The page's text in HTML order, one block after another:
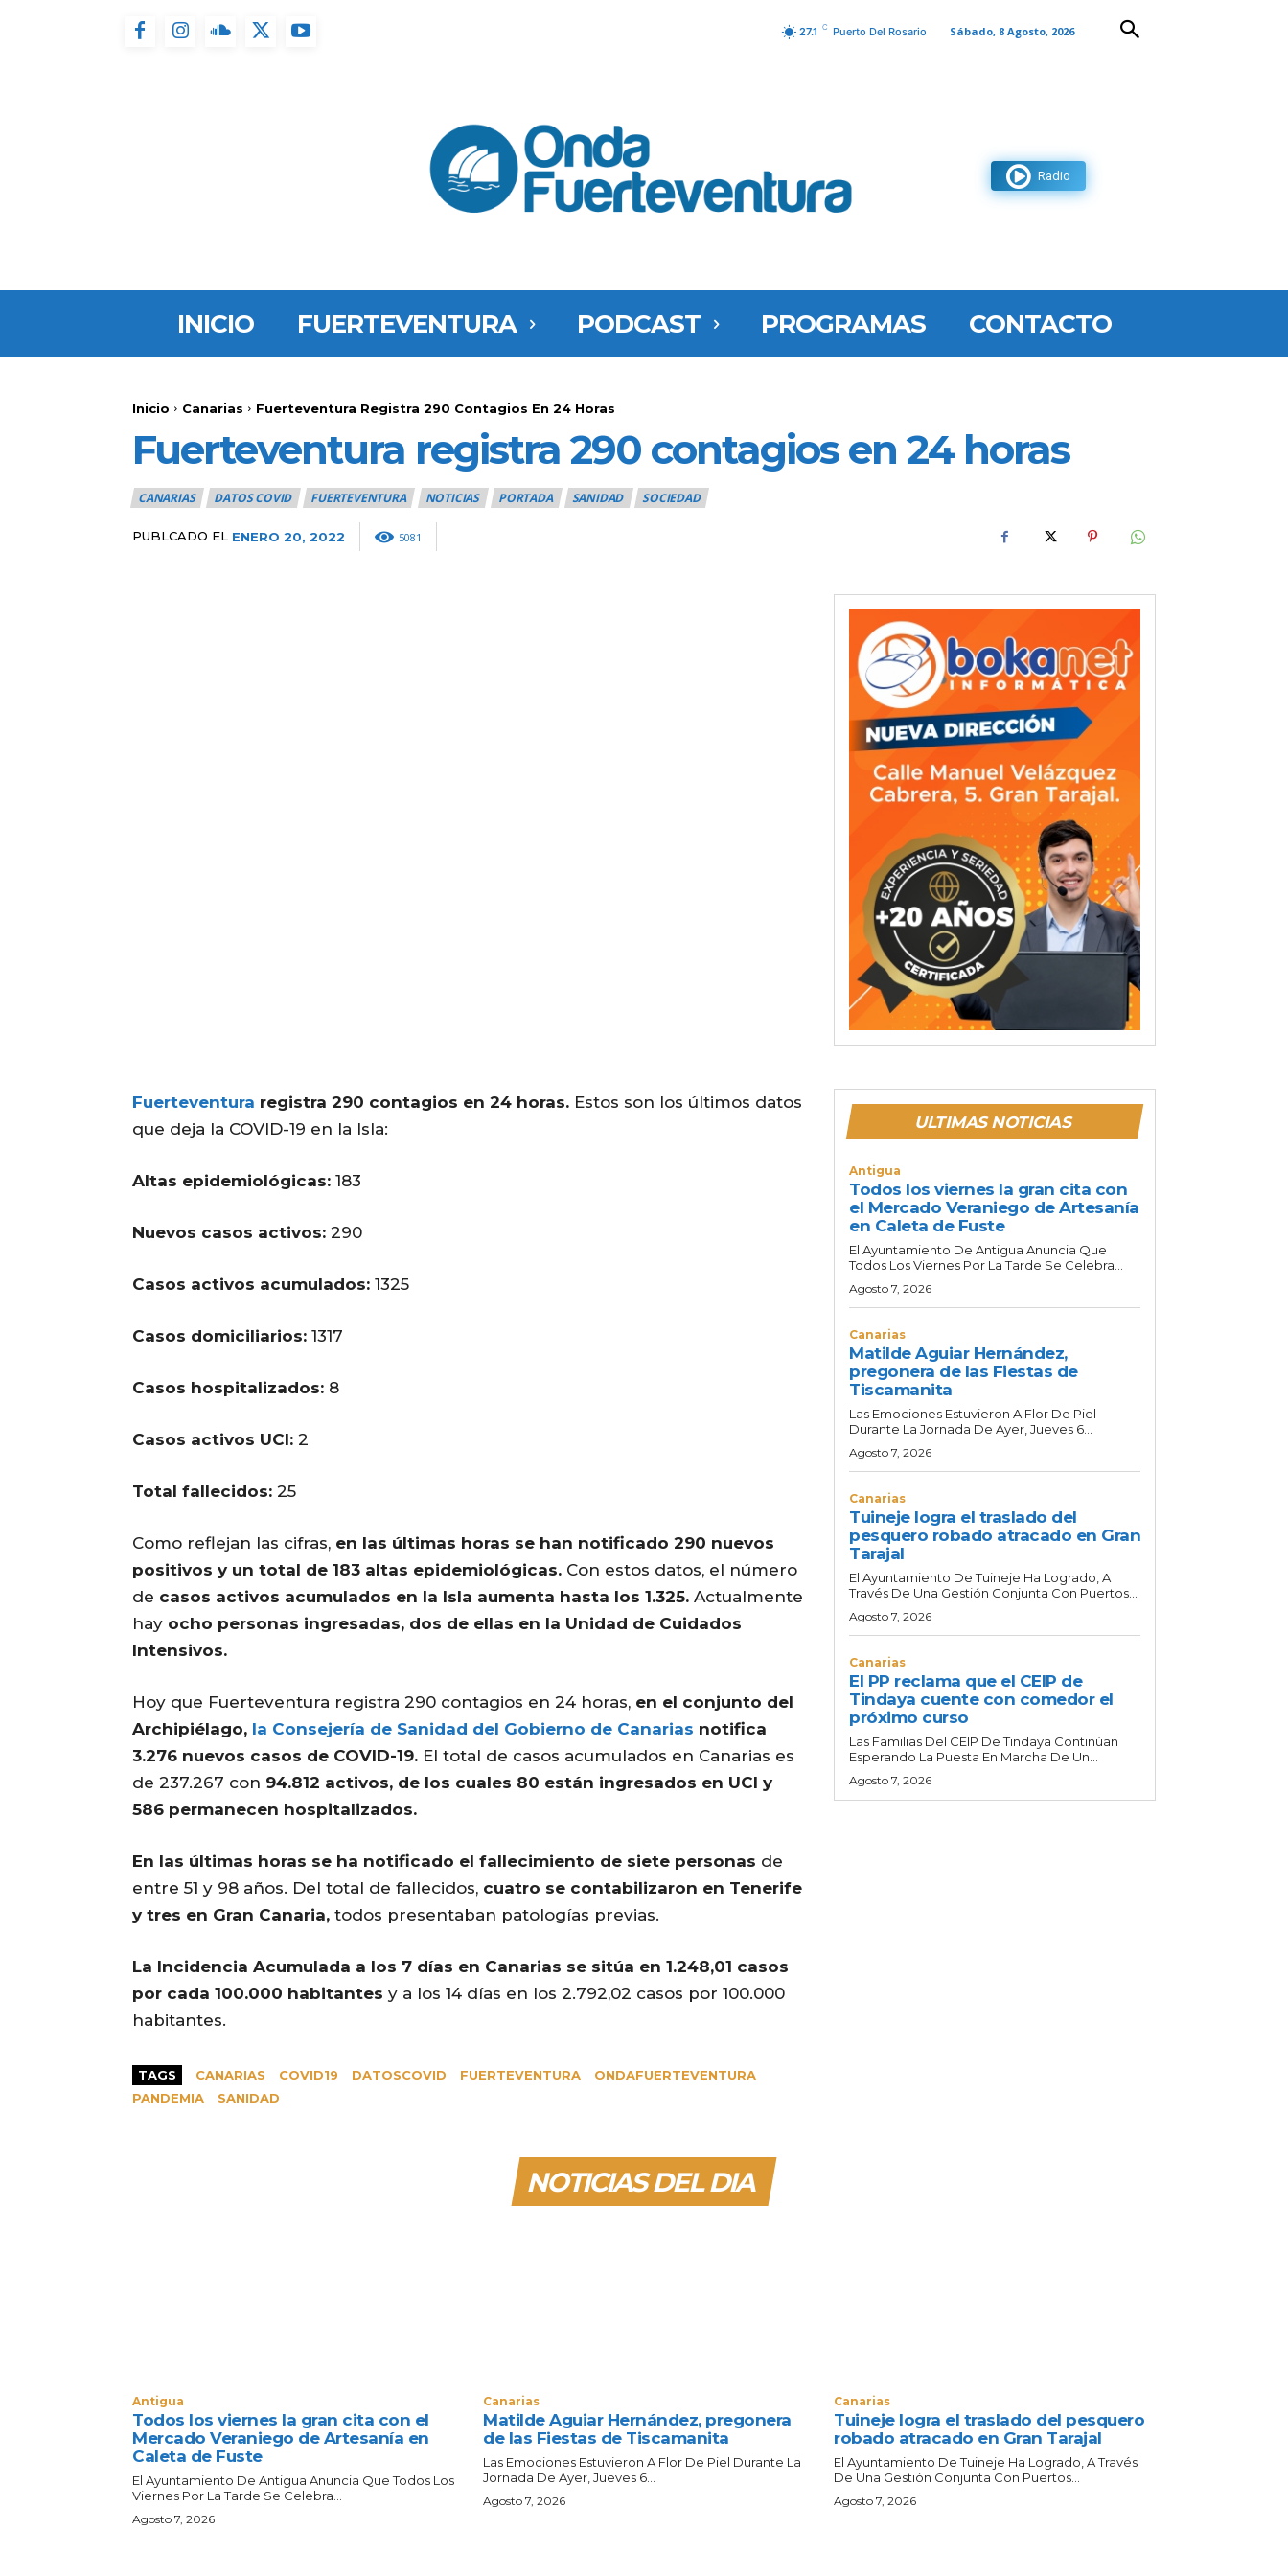
27.1 C Puerto Del Rosario Sábado, 8 Agosto, 2026
Radio
INICIO FUERTEVENTURA PODCAST PROGRAMAS CONTACTO
Inicio Canarias Fuerteventura Registra 290 Contagios En 24 Horas
Fuerteventura registra 290 contagios en 24 horas
CANARIAS DATOS COVID FUERTEVENTURA NOTICIAS PORTADA SANIDAD SOCIEDAD
PUBLCADO EL ENERO 20, 2022 5081
Fuerteventura registra 290 contagios en 24 horas. Estos son los últimos datos
que deja la COVID-19 en la Isla:
Altas epidemiológicas: 183
Nuevos casos activos: 290
Casos activos acumulados: 1325
Casos domiciliarios: 1317
Casos hospitalizados: 8
Casos activos UCI: 2
Total fallecidos: 25
Como reflejan las cifras, en las últimas horas se han notificado 290 nuevos
positivos y un total de 183 altas epidemiológicas. Con estos datos, el número
de casos activos acumulados en la Isla aumenta hasta los 1.325. Actualmente
hay ocho personas ingresadas, dos de ellas en la Unidad de Cuidados
Intensivos.
Hoy que Fuerteventura registra 290 contagios en 24 horas, en el conjunto del
Archipiélago, la Consejería de Sanidad del Gobierno de Canarias notifica
3.276 nuevos casos de COVID-19. El total de casos acumulados en Canarias es
de 237.267 con 94.812 activos, de los cuales 80 están ingresados en UCI y
586 permanecen hospitalizados.
En las últimas horas se ha notificado el fallecimiento de siete personas de
entre 51 y 98 años. Del total de fallecidos, cuatro se contabilizaron en Tenerife
y tres en Gran Canaria, todos presentaban patologías previas.
La Incidencia Acumulada a los 7 días en Canarias se sitúa en 1.248,01 casos
por cada 100.000 habitantes y a los 14 días en los 2.792,02 casos por 100.000
habitantes.
TAGS CANARIAS COVID19 DATOSCOVID FUERTEVENTURA
ONDAFUERTEVENTURA
PANDEMIA
SANIDAD
ULTIMAS NOTICIAS
Antigua
Todos los viernes la gran cita con
el Mercado Veraniego de Artesanía
en Caleta de Fuste
El Ayuntamiento De Antigua Anuncia Que
Todos Los Viernes Por La Tarde Se Celebra...
Agosto 7, 2026
Canarias
Matilde Aguiar Hernández,
pregonera de las Fiestas de
Tiscamanita
Las Emociones Estuvieron A Flor De Piel
Durante La Jornada De Ayer, Jueves 6...
Agosto 7, 2026
Canarias
Tuineje logra el traslado del
pesquero robado atracado en Gran
Tarajal
El Ayuntamiento De Tuineje Ha Logrado, A
Través De Una Gestión Conjunta Con Puertos...
Agosto 7, 2026
Canarias
El PP reclama que el CEIP de
Tindaya cuente con comedor el
próximo curso
Las Familias Del CEIP De Tindaya Continúan
Esperando La Puesta En Marcha De Un...
Agosto 7, 2026
NOTICIAS DEL DIA
Antigua
Todos los viernes la gran cita con el
Mercado Veraniego de Artesanía en
Caleta de Fuste
El Ayuntamiento De Antigua Anuncia Que Todos Los
Viernes Por La Tarde Se Celebra...
Agosto 7, 2026
Canarias
Matilde Aguiar Hernández, pregonera
de las Fiestas de Tiscamanita
Las Emociones Estuvieron A Flor De Piel Durante La
Jornada De Ayer, Jueves 6...
Agosto 7, 2026
Canarias
Tuineje logra el traslado del pesquero
robado atracado en Gran Tarajal
El Ayuntamiento De Tuineje Ha Logrado, A Través
De Una Gestión Conjunta Con Puertos...
Agosto 7, 2026